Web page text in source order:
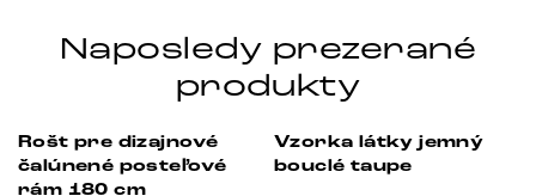
Naposledy prezerané
produkty
-23%
Rošt pre dizajnové
čalúnené posteľové
rám 180 cm
-33%
Vzorka látky jemný
bouclé taupe